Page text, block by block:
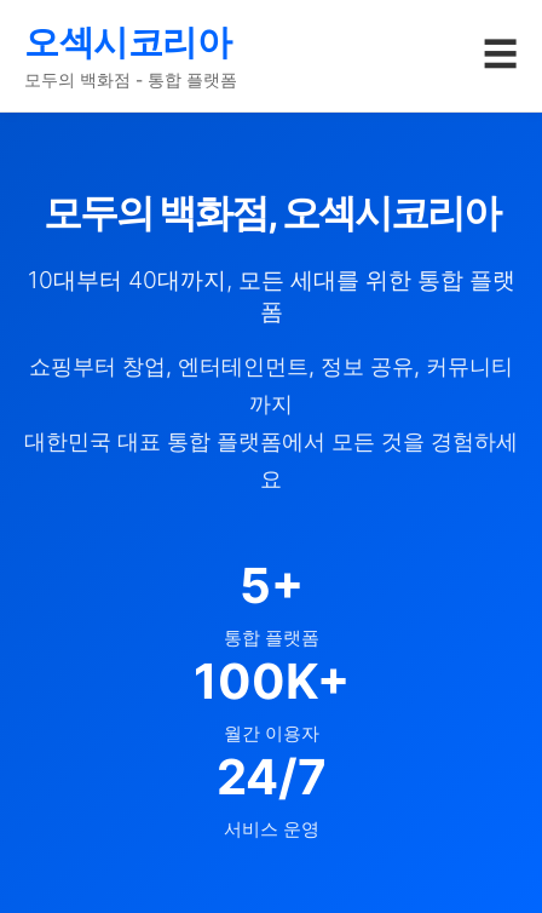
오섹시코리아
모두의 백화점 - 통합 플랫폼
☰
모두의 백화점, 오섹시코리아
10대부터 40대까지, 모든 세대를 위한 통합 플랫
폼
쇼핑부터 창업, 엔터테인먼트, 정보 공유, 커뮤니티
까지
대한민국 대표 통합 플랫폼에서 모든 것을 경험하세
요
5+
통합 플랫폼
100K+
월간 이용자
24/7
서비스 운영